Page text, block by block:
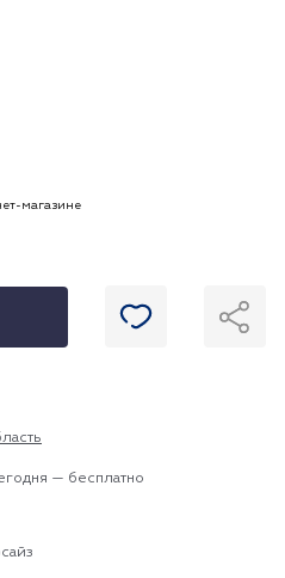
магазине
— бесплатно